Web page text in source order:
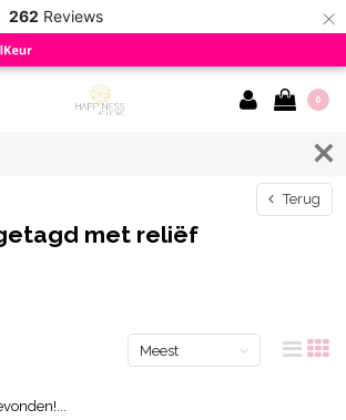
262 Reviews ×
0
Terug
met reliëf
Meest